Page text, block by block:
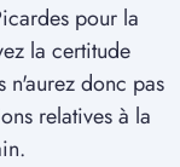
pour la
la certitude
n'aurez donc pas
relatives à la